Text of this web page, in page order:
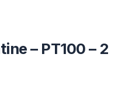
– PT100 – 2